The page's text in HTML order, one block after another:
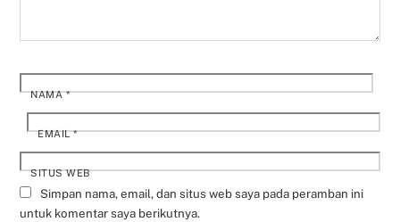
NAMA*
EMAIL*
SITUS WEB
Simpan nama, email, dan situs web saya pada peramban ini
untuk komentar saya berikutnya.